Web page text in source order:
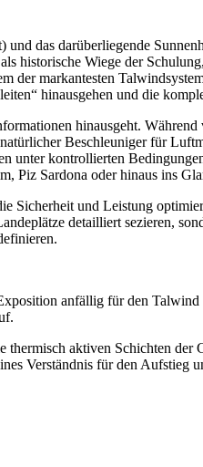
das darüberliegende
historische Wiege der
der markantesten
hinausgehen und die
hinausgeht.
Beschleuniger für
unter kontrollierten
Piz Sardona oder hinaus ins
Sicherheit und Leistung
detailliert sezieren,
anfällig für den
aktiven Schichten der
Verständnis für den Aufstieg